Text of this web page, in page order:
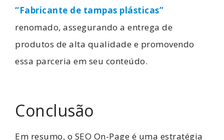
“Fabricante de tampas plásticas”
renomado, assegurando a entrega de
produtos de alta qualidade e promovendo
essa parceria em seu conteúdo.
Conclusão
Em resumo, o SEO On-Page é uma estratégia